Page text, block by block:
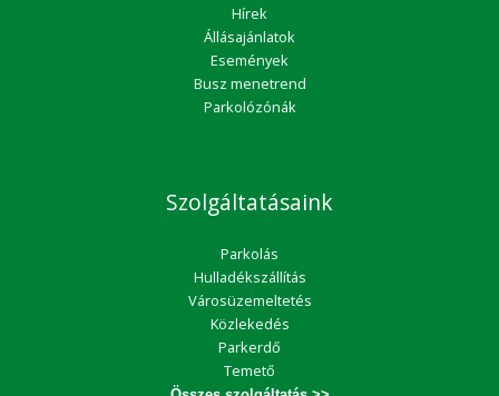
Hírek
Állásajánlatok
Események
Busz menetrend
Parkolózónák
Szolgáltatásaink
Parkolás
Hulladékszállítás
Városüzemeltetés
Közlekedés
Parkerdő
Temető